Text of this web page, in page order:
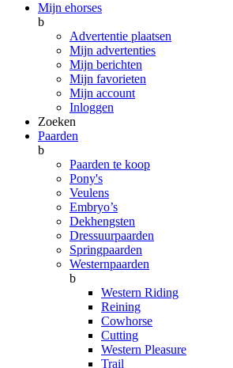
Mijn ehorses
b
Advertentie plaatsen
Mijn advertenties
Mijn berichten
Mijn favorieten
Mijn account
Inloggen
Zoeken
Paarden
b
Paarden te koop
Pony's
Veulens
Embryo’s
Dekhengsten
Dressuurpaarden
Springpaarden
Westernpaarden
b
Western Riding
Reining
Cowhorse
Cutting
Western Pleasure
Trail